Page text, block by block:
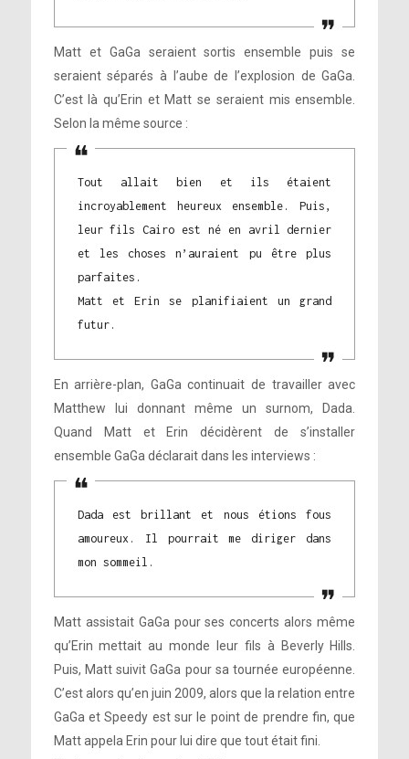
Matt et GaGa seraient sortis ensemble puis se
seraient séparés à l’aube de l’explosion de GaGa.
C’est là qu’Erin et Matt se seraient mis ensemble.
Selon la même source :
Tout allait bien et ils étaient
incroyablement heureux ensemble. Puis,
leur fils Cairo est né en avril dernier
et les choses n’auraient pu être plus
parfaites.
Matt et Erin se planifiaient un grand
futur.
En arrière-plan, GaGa continuait de travailler avec
Matthew lui donnant même un surnom, Dada.
Quand Matt et Erin décidèrent de s’installer
ensemble GaGa déclarait dans les interviews :
Dada est brillant et nous étions fous
amoureux. Il pourrait me diriger dans
mon sommeil.
Matt assistait GaGa pour ses concerts alors même
qu’Erin mettait au monde leur fils à Beverly Hills.
Puis, Matt suivit GaGa pour sa tournée européenne.
C’est alors qu’en juin 2009, alors que la relation entre
GaGa et Speedy est sur le point de prendre fin, que
Matt appela Erin pour lui dire que tout était fini.